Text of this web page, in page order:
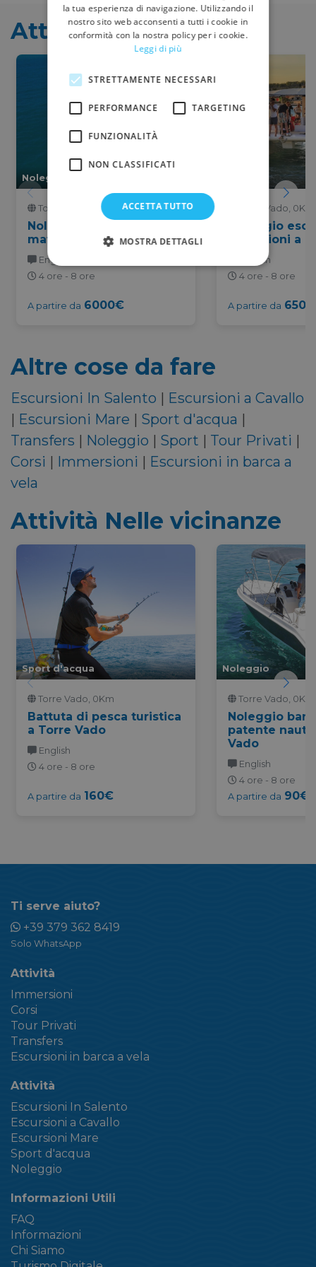
Attività simili
Noleggio
Torre Vado, 0Km
Noleggio di Utopia per
matrimoni a Torre Vado
English
4 ore - 8 ore
A partire da 6000€
Torre Vado, 0Km
Noleggio
escursioni a
English
4 ore - 8 ore
A partire da 650€
Altre cose da fare
Escursioni In Salento | Escursioni a Cavallo
| Escursioni Mare | Sport d'acqua |
Transfers | Noleggio | Sport | Tour Privati |
Corsi | Immersioni | Escursioni in barca a
vela
Attività Nelle vicinanze
Sport d'acqua
Torre Vado, 0Km
Battuta di pesca turistica
a Torre Vado
English
4 ore - 8 ore
A partire da 160€
Noleggio
Torre Vado, 0Km
Noleggio
patente
Vado
English
4 ore - 8 ore
A partire da 90€
Ti serve aiuto?
+39 379 362 8419
Solo WhatsApp
Attività
Immersioni
Corsi
Tour Privati
Transfers
Escursioni in barca a vela
Attività
Escursioni In Salento
Escursioni a Cavallo
Escursioni Mare
Sport d'acqua
Noleggio
Informazioni Utili
FAQ
Informazioni
Chi Siamo
la tua esperienza di navigazione. Utilizzando il
nostro sito web acconsenti a tutti i cookie in
conformità con la nostra policy per i cookie.
Leggi di più
STRETTAMENTE NECESSARI
PERFORMANCE TARGETING
FUNZIONALITÀ
NON CLASSIFICATI
ACCETTA TUTTO
MOSTRA DETTAGLI